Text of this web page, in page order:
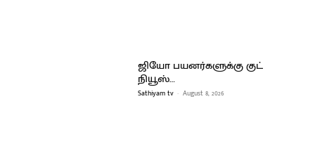
ஜியோ பயனர்களுக்கு குட்
நியூஸ்…
Sathiyam tv - August 8, 2026